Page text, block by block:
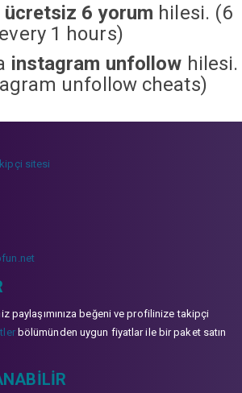
ücretsiz 6 yorum hilesi. (6
1 hours)
instagram unfollow hilesi.
unfollow cheats)
sitesi
paylaşımınıza beğeni ve profilinize takipçi
bölümünden uygun fiyatlar ile bir paket satın